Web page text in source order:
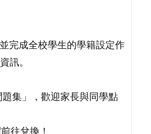
完成全校學生的學籍設定作
訊。
集」，歡迎家長與同學點
往兌換！